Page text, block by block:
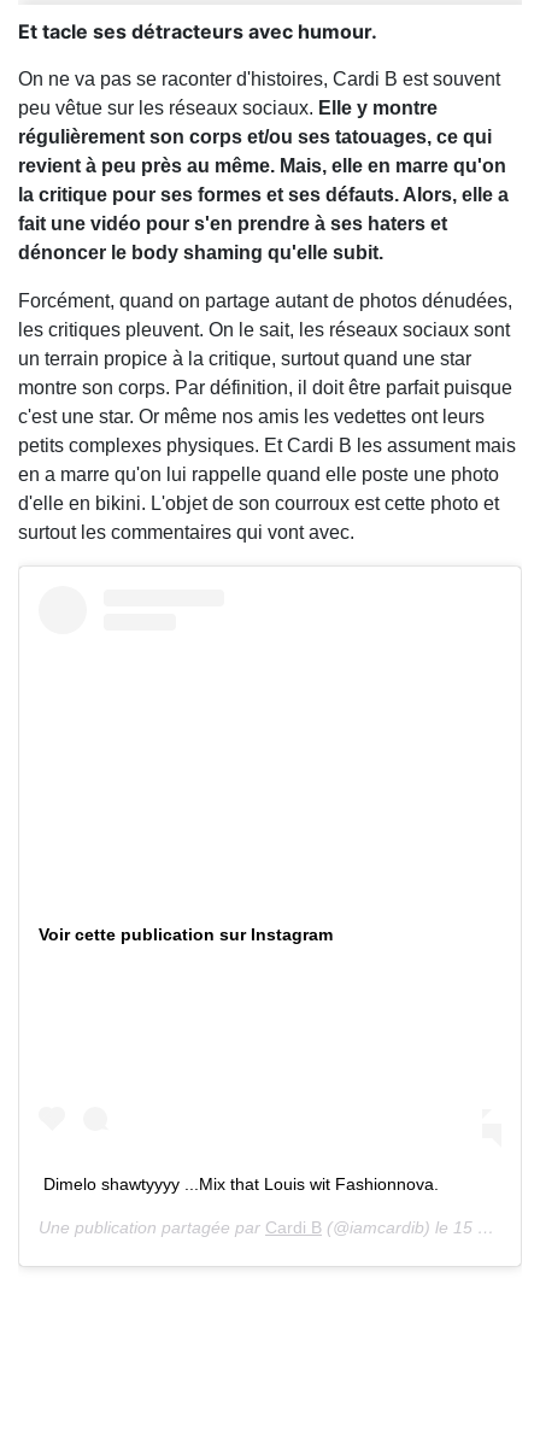
Et tacle ses détracteurs avec humour.
On ne va pas se raconter d'histoires, Cardi B est souvent
peu vêtue sur les réseaux sociaux. Elle y montre
régulièrement son corps et/ou ses tatouages, ce qui
revient à peu près au même. Mais, elle en marre qu'on
la critique pour ses formes et ses défauts. Alors, elle a
fait une vidéo pour s'en prendre à ses haters et
dénoncer le body shaming qu'elle subit.
Forcément, quand on partage autant de photos dénudées,
les critiques pleuvent. On le sait, les réseaux sociaux sont
un terrain propice à la critique, surtout quand une star
montre son corps. Par définition, il doit être parfait puisque
c'est une star. Or même nos amis les vedettes ont leurs
petits complexes physiques. Et Cardi B les assument mais
en a marre qu'on lui rappelle quand elle poste une photo
d'elle en bikini. L'objet de son courroux est cette photo et
surtout les commentaires qui vont avec.
Voir cette publication sur Instagram
Dimelo shawtyyyy ...Mix that Louis wit Fashionnova.
Une publication partagée par Cardi B (@iamcardib) le 15 Juin 2020 à 7 :38 PDT